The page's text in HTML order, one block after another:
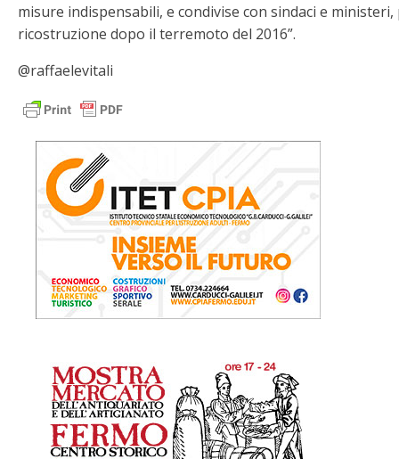
misure indispensabili, e condivise con sindaci e
ricostruzione dopo il terremoto del 2016”.
@raffaelevitali